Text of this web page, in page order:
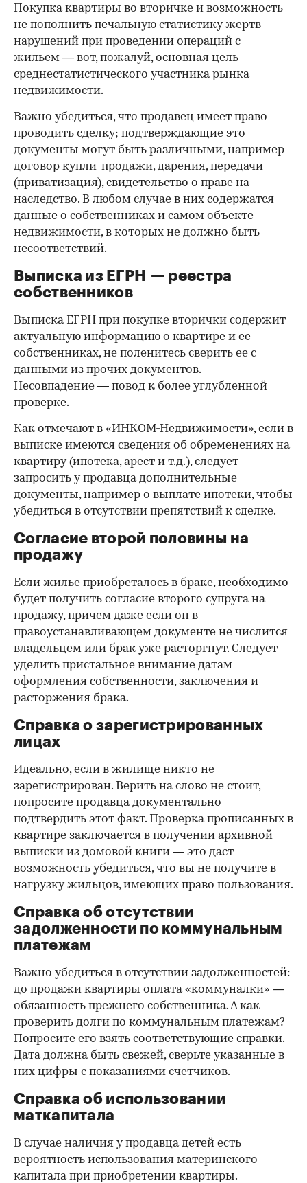
Покупкаквартиры во вторичке и возможность
не пополнить печальную статистику жертв
нарушений при проведении операций с
жильем — вот, пожалуй, основная цель
среднестатистического участника рынка
недвижимости.
Важно убедиться, что продавец имеет право
проводить сделку; подтверждающие это
документы могут быть различными, например
договор купли-продажи, дарения, передачи
(приватизация), свидетельство о праве на
наследство. В любом случае в них содержатся
данные о собственниках и самом объекте
недвижимости, в которых не должно быть
несоответствий.
Выписка из ЕГРН — реестра
собственников
Выписка ЕГРН при покупке вторички содержит
актуальную информацию о квартире и ее
собственниках, не поленитесь сверить ее с
данными из прочих документов.
Несовпадение — повод к более углубленной
проверке.
Как отмечают в «ИНКОМ-Недвижимости», если в
выписке имеются сведения об обременениях на
квартиру (ипотека, арест и т.д.), следует
запросить у продавца дополнительные
документы, например о выплате ипотеки, чтобы
убедиться в отсутствии препятствий к сделке.
Согласие второй половины на
продажу
Если жилье приобреталось в браке, необходимо
будет получить согласие второго супруга на
продажу, причем даже если он в
правоустанавливающем документе не числится
владельцем или брак уже расторгнут. Следует
уделить пристальное внимание датам
оформления собственности, заключения и
расторжения брака.
Справка о зарегистрированных
лицах
Идеально, если в жилище никто не
зарегистрирован. Верить на слово не стоит,
попросите продавца документально
подтвердить этот факт. Проверка прописанных в
квартире заключается в получении архивной
выписки из домовой книги — это даст
возможность убедиться, что вы не получите в
нагрузку жильцов, имеющих право пользования.
Справка об отсутствии
задолженности по коммунальным
платежам
Важно убедиться в отсутствии задолженностей:
до продажи квартиры оплата «коммуналки» —
обязанность прежнего собственника. А как
проверить долги по коммунальным платежам?
Попросите его взять соответствующие справки.
Дата должна быть свежей, сверьте указанные в
них цифры с показаниями счетчиков.
Справка об использовании
маткапитала
В случае наличия у продавца детей есть
вероятность использования материнского
капитала при приобретении квартиры.